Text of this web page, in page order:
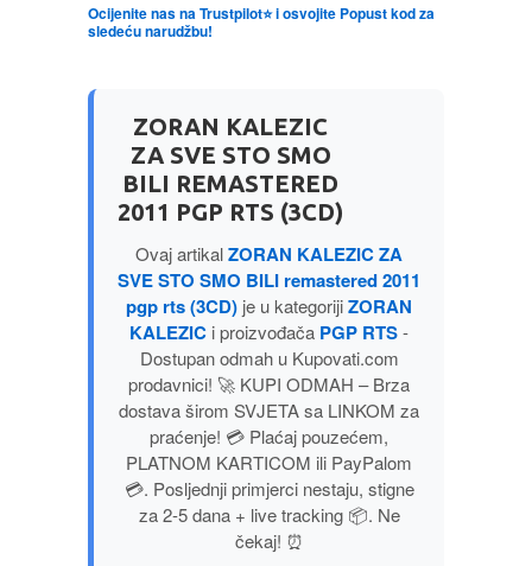
NAUČNA FANTASTIKA
POEZIJA
POPULARNA PSIHOLOGIJA
PRIČE
PUBLICISTIKA
PUTOPISI
STRIP
TEORIJE ZAVERE
Ocijenite nas na Trustpilot⭐ i osvojite Popust kod za
sledeću narudžbu!
ZORAN KALEZIC
ZA SVE STO SMO
BILI REMASTERED
2011 PGP RTS (3CD)
Ovaj artikalZORAN KALEZIC ZA
SVE STO SMO BILI remastered 2011
pgp rts (3CD) je u kategorijiZORAN
KALEZIC i proizvođača PGP RTS-
Dostupan odmah u Kupovati.com
prodavnici! 🚀 KUPI ODMAH – Brza
dostava širom SVJETA sa LINKOM za
praćenje! 💳 Plaćaj pouzećem,
PLATNOM KARTICOM ili PayPalom
💳. Posljednji primjerci nestaju, stigne
za 2-5 dana + live tracking 📦. Ne
čekaj! ⏰